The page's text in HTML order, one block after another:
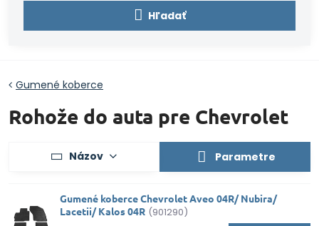
Hľadať
Gumené koberce
Rohože do auta pre Chevrolet
Názov Parametre
Gumené koberce Chevrolet Aveo 04R/ Nubira/
Lacetii/ Kalos 04R (901290)